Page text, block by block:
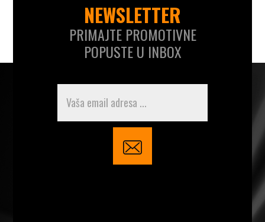
NEWSLETTER
PRIMAJTE PROMOTIVNE
POPUSTE U INBOX